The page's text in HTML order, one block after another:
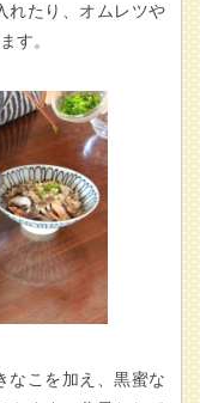
れたり、オムレツや
す。
なこを加え、黒蜜な